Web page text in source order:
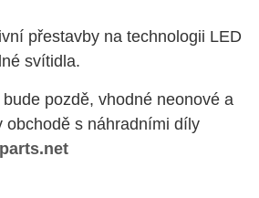
přestavby na technologii LED
svítidla.
pozdě, vhodné neonové a
obchodě s náhradními díly